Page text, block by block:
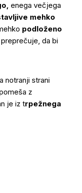
enega večjega
mehko
podloženo
preprečuje, da bi
notranji strani
z
je iz trpežnega